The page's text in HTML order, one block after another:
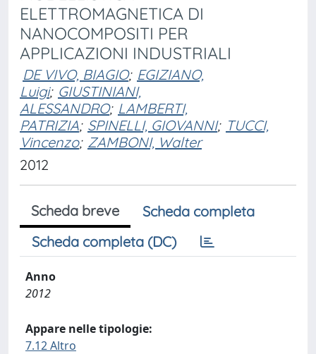
ELETTROMAGNETICA DI
NANOCOMPOSITI PER
APPLICAZIONI INDUSTRIALI
DE VIVO, BIAGIO; EGIZIANO,
Luigi; GIUSTINIANI,
ALESSANDRO; LAMBERTI,
PATRIZIA; SPINELLI, GIOVANNI; TUCCI,
Vincenzo; ZAMBONI, Walter
2012
Scheda breve
Scheda completa
Scheda completa (DC)
Anno
2012
Appare nelle tipologie:
7.12 Altro